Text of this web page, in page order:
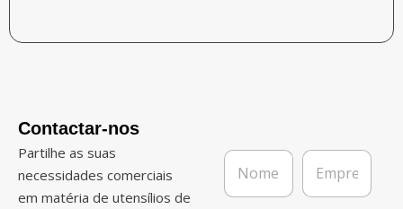
Contactar-nos
Partilhe as suas
necessidades comerciais
em matéria de utensílios de
N
m
E
p